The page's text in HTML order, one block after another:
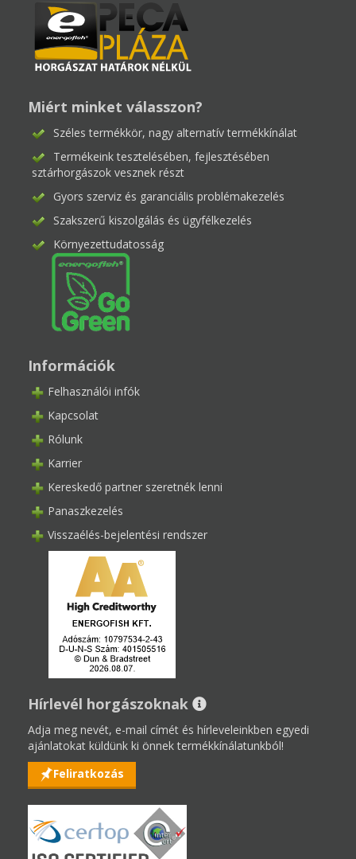
Miért minket válasszon?
Széles termékkör, nagy alternatív termékkínálat
Termékeink tesztelésében, fejlesztésében
sztárhorgászok vesznek részt
Gyors szerviz és garanciális problémakezelés
Szakszerű kiszolgálás és ügyfélkezelés
Környezettudatosság
Információk
Felhasználói infók
Kapcsolat
Rólunk
Karrier
Kereskedő partner szeretnék lenni
Panaszkezelés
Visszaélés-bejelentési rendszer
Hírlevél horgászoknak
Adja meg nevét, e-mail címét és hírleveleinkben egyedi
ajánlatokat küldünk ki önnek termékkínálatunkból!
Feliratkozás